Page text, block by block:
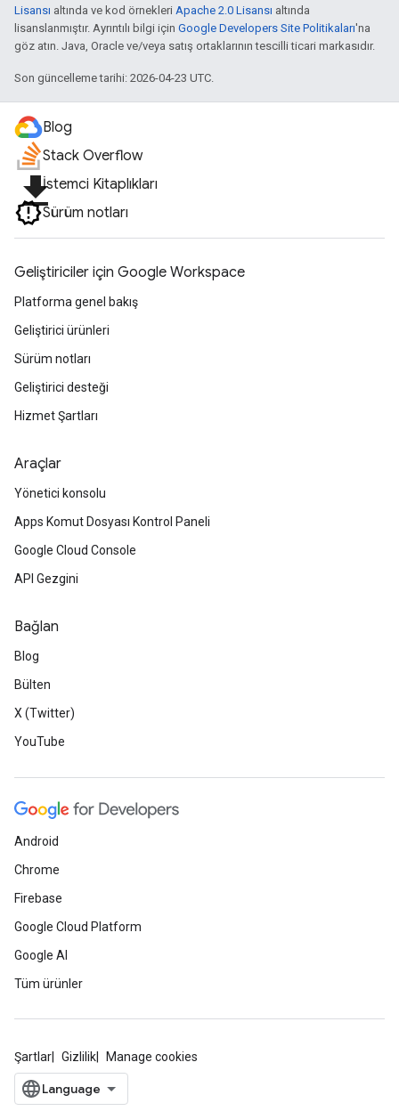
Lisansı altında ve kod örnekleri Apache 2.0 Lisansı altında
lisanslanmıştır. Ayrıntılı bilgi için Google Developers Site Politikaları'na
göz atın. Java, Oracle ve/veya satış ortaklarının tescilli ticari markasıdır.
Son güncelleme tarihi: 2026-04-23 UTC.
Blog
Stack Overflow
file_downloadİstemci Kitaplıkları
Sürüm notları
Geliştiriciler için Google Workspace
Platforma genel bakış
Geliştirici ürünleri
Sürüm notları
Geliştirici desteği
Hizmet Şartları
Araçlar
Yönetici konsolu
Apps Komut Dosyası Kontrol Paneli
Google Cloud Console
API Gezgini
Bağlan
Blog
Bülten
X (Twitter)
YouTube
Android
Chrome
Firebase
Google Cloud Platform
Google AI
Tüm ürünler
Şartlar Gizlilik Manage cookies